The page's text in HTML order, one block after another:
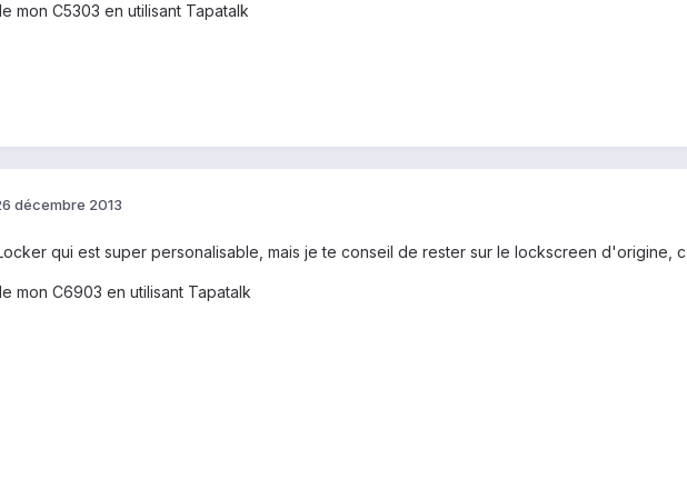
mon C5303 en utilisant Tapatalk
décembre 2013
qui est super personalisable, mais je te conseil de rester sur le lockscreen d'origine,
mon C6903 en utilisant Tapatalk